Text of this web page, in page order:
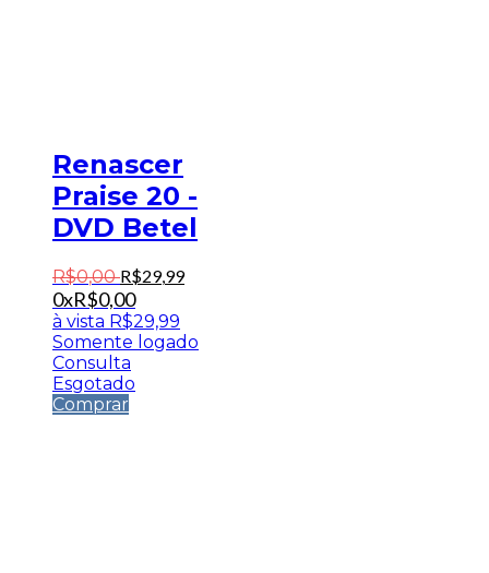
Renascer
Praise 20 -
DVD Betel
R$0,00 R$29,99
0xR$0,00
à vista R$29,99
Somente logado
Consulta
Esgotado
Comprar